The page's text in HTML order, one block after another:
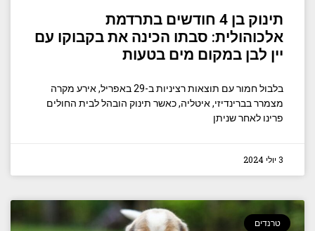
תינוק בן 4 חודשים בתרדמת
אלכוהולית: סבתו הכינה את בקבוקו עם
יין לבן במקום מים בטעות
בלבול חמור עם תוצאות רציניות ב-29 באפריל, אירע מקרה
מצמרר בברינדיזי, איטליה, כאשר תינוק הובהל לבית החולים
פרינו לאחר שניתן
3 יולי 2024
טרנדים